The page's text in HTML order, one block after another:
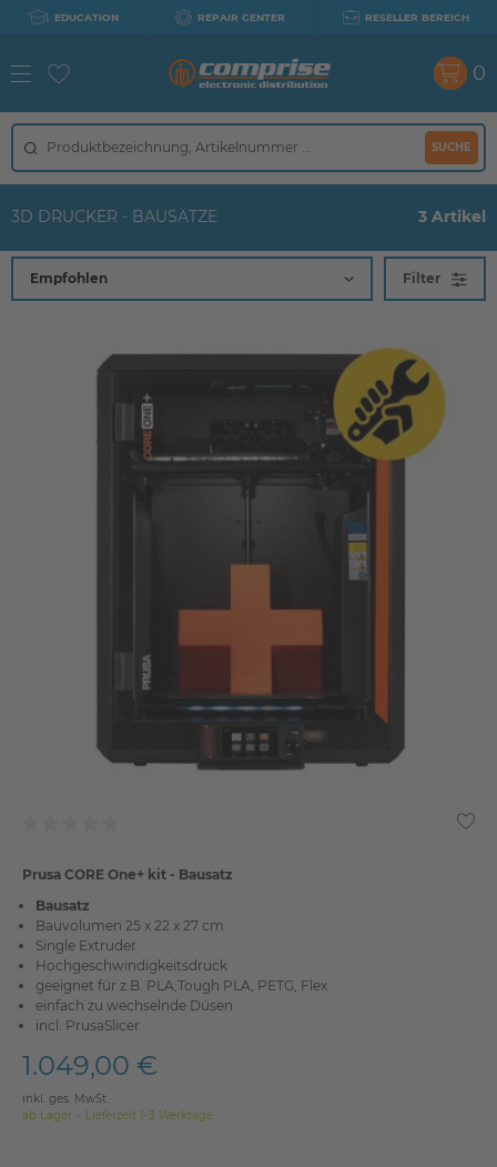
EDUCATION REPAIR CENTER RESELLER BEREICH
SUCHE
0
3D DRUCKER - BAUSÄTZE 3 Artikel
Filter
Prusa CORE One+ kit - Bausatz
Bausatz
Bauvolumen 25 x 22 x 27 cm
Single Extruder
Hochgeschwindigkeitsdruck
geeignet für z.B. PLA,Tough PLA, PETG, Flex
einfach zu wechselnde Düsen
incl. PrusaSlicer
1.049,00 €
inkl. ges. MwSt.
ab Lager > Lieferzeit 1-3 Werktage